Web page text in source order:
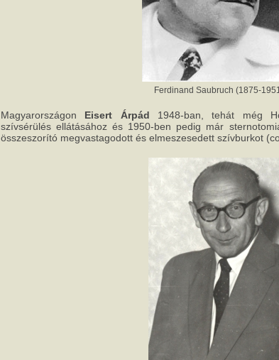
Ferdinand Saubruch (1875-
Magyarországon Eisert Árpád 1948-ban, tehát még
szívsérülés ellátásához és 1950-ben pedig már
összeszorító megvastagodott és elmeszesedett szívburkot